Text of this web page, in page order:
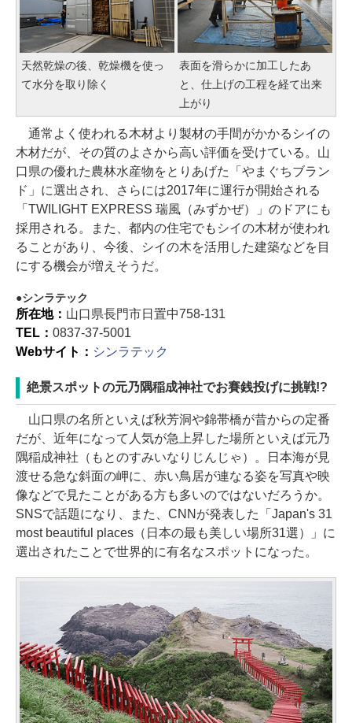
天然乾燥の後、乾燥機を使っ
て水分を取り除く
表面を滑らかに加工したあ
と、仕上げの工程を経て出来
上がり
通常よく使われる木材より製材の手間がかかるシイの
木材だが、その質のよさから高い評価を受けている。山
口県の優れた農林水産物をとりあげた「やまぐちブラン
ド」に選出され、さらには2017年に運行が開始される
「TWILIGHT EXPRESS 瑞風（みずかぜ）」のドアにも
採用される。また、都内の住宅でもシイの木材が使われ
ることがあり、今後、シイの木を活用した建築などを目
にする機会が増えそうだ。
シンラテック
所在地： 山口県長門市日置中758-131
TEL： 0837-37-5001
Webサイト： シンラテック
絶景スポットの元乃隅稲成神社でお賽銭投げに挑戦!?
山口県の名所といえば秋芳洞や錦帯橋が昔からの定番
だが、近年になって人気が急上昇した場所といえば元乃
隅稲成神社（もとのすみいなりじんじゃ）。日本海が見
渡せる急な斜面の岬に、赤い鳥居が連なる姿を写真や映
像などで見たことがある方も多いのではないだろうか。
SNSで話題になり、また、CNNが発表した「Japan's 31
most beautiful places（日本の最も美しい場所31選）」に
選出されたことで世界的に有名なスポットになった。